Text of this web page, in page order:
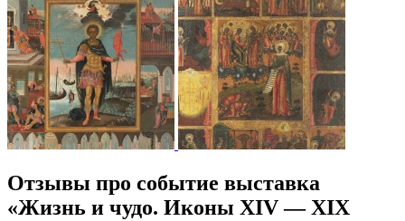
Отзывы про событие выставка
«Жизнь и чудо. Иконы XIV — XIX